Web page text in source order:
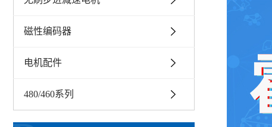
磁性编码器
电机配件
480/460系列